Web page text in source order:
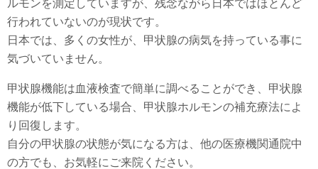
ルモンを測定していますが、残念ながら日本ではほとんど
行われていないのが現状です。
日本では、多くの女性が、甲状腺の病気を持っている事に
気づいていません。
甲状腺機能は血液検査で簡単に調べることができ、甲状腺
機能が低下している場合、甲状腺ホルモンの補充療法によ
り回復します。
自分の甲状腺の状態が気になる方は、他の医療機関通院中
の方でも、お気軽にご来院ください。